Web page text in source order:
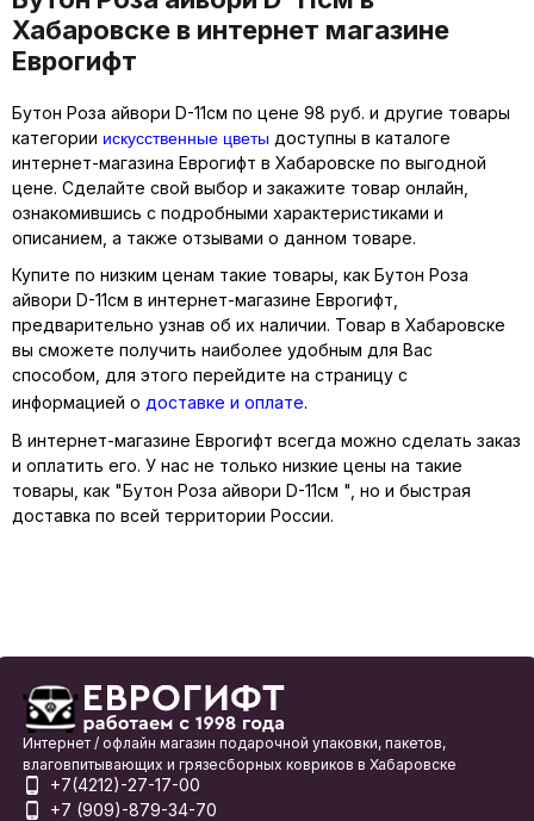
Хабаровске в интернет магазине
Еврогифт
Бутон Роза айвори D-11см по цене 98 руб. и другие товары
категории искусственные цветы доступны в каталоге
интернет-магазина Еврогифт в Хабаровске по выгодной
цене. Сделайте свой выбор и закажите товар онлайн,
ознакомившись с подробными характеристиками и
описанием, а также отзывами о данном товаре.
Купите по низким ценам такие товары, как Бутон Роза
айвори D-11см в интернет-магазине Еврогифт,
предварительно узнав об их наличии. Товар в Хабаровске
вы сможете получить наиболее удобным для Вас
способом, для этого перейдите на страницу с
информацией о доставке и оплате.
В интернет-магазине Еврогифт всегда можно сделать заказ
и оплатить его. У нас не только низкие цены на такие
товары, как "Бутон Роза айвори D-11см ", но и быстрая
доставка по всей территории России.
Интернет / офлайн магазин подарочной упаковки, пакетов,
влаговпитывающих и грязесборных ковриков в Хабаровске
+7(4212)-27-17-00
+7 (909)-879-34-70